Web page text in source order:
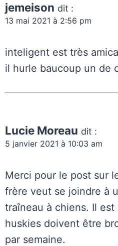
jemeison dit :
13 mai 2021 à 2:56 pm
inteligent est très
il hurle baucoup un de
Lucie Moreau dit :
5 janvier 2021 à 10:03 am
Merci pour le post sur
frère veut se joindre à
traîneau à chiens. Il
huskies doivent être
par semaine.